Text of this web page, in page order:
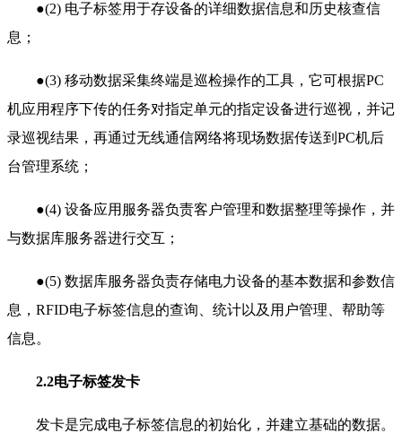
●(2) 电子标签用于存设备的详细数据信息和历史核查信
息；
●(3) 移动数据采集终端是巡检操作的工具，它可根据PC
机应用程序下传的任务对指定单元的指定设备进行巡视，并记
录巡视结果，再通过无线通信网络将现场数据传送到PC机后
台管理系统；
●(4) 设备应用服务器负责客户管理和数据整理等操作，并
与数据库服务器进行交互；
●(5) 数据库服务器负责存储电力设备的基本数据和参数信
息，RFID电子标签信息的查询、统计以及用户管理、帮助等
信息。
2.2电子标签发卡
发卡是完成电子标签信息的初始化，并建立基础的数据。